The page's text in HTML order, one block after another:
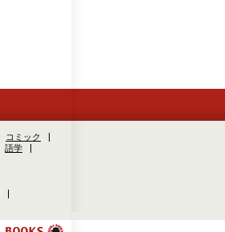
コミック
語学